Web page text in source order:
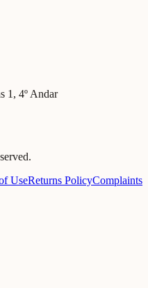
1, 4º Andar
UseReturns PolicyComplaints